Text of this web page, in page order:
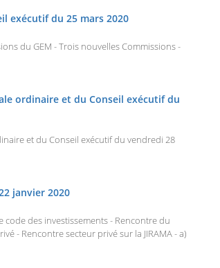
exécutif du 25 mars 2020
du GEM - Trois nouvelles Commissions -
ordinaire et du Conseil exécutif du
et du Conseil exécutif du vendredi 28
janvier 2020
code des investissements - Rencontre du
- Rencontre secteur privé sur la JIRAMA - a)